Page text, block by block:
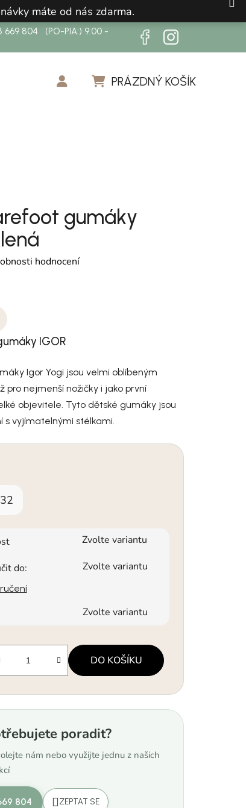
máte od nás zdarma.
669 804 (PO-PIA:) 9:00 -
PRÁZDNÝ KOŠÍK
gumáky
je 0,0 z 5 hvězdiček.
hodnocení
IGOR
Igor Yogi jsou velmi oblíbeným
pro nejmenší nožičky i jako první
objevitele. Tyto dětské gumáky jsou
s vyjímatelnými stélkami.
32
Zvolte variantu
do: Zvolte variantu
Zvolte variantu
DO KOŠÍKU
poradit?
nám nebo využijte jednu z našich
804 ZEPTAT SE